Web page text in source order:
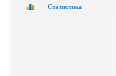
Статистика